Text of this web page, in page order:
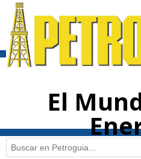
contenido
El
Buscar